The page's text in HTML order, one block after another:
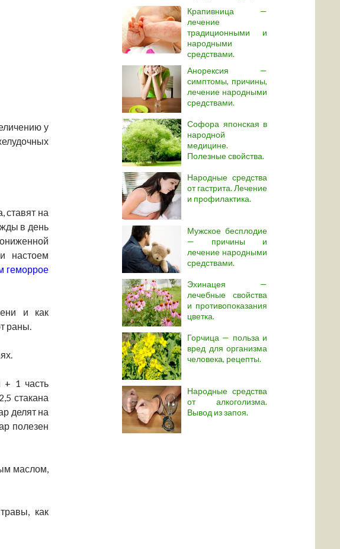
у
ставят на
в день
настоем
геморрое
и как
раны.
+ 1 часть
стакана
делят на
полезен
маслом,
как
Крапивница —
лечение
традиционными и
народными
средствами.
Анорексия —
симптомы, причины,
лечение народными
средствами.
Софора японская в
народной
медицине.
Полезные свойства.
Народные средства
от гастрита. Лечение
и профилактика.
Мужское бесплодие
— причины и
лечение народными
средствами.
Эхинацея —
лечебные свойства
и противопоказания
цветка.
Горчица — польза и
вред для организма
человека, рецепты.
Народные средства
от алкоголизма.
Вывод из запоя.